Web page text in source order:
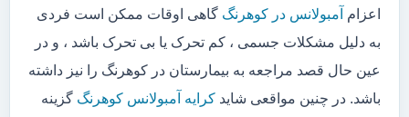
اعزام آمبولانس در کوهرنگ گاهی اوقات ممکن است فردی
به دلیل مشکلات جسمی ، کم تحرک یا بی تحرک باشد ، و در
عین حال قصد مراجعه به بیمارستان در کوهرنگ را نیز داشته
باشد. در چنین مواقعی شاید کرایه آمبولانس کوهرنگ گزینه